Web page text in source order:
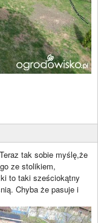
tak sobie myślę,że
ze stolikiem,
to taki sześciokątny
Chyba że pasuje i